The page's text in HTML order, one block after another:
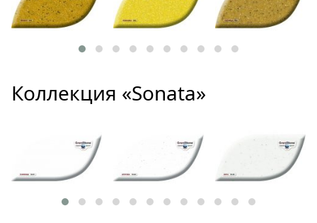
Коллекция «Sonata»